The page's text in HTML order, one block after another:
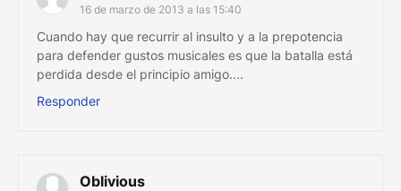
16 de marzo de 2013 a las 15:40
Cuando hay que recurrir al insulto y a la prepotencia
para defender gustos musicales es que la batalla está
perdida desde el principio amigo....
Responder
Oblivious